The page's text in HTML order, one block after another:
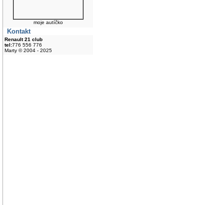
moje autíčko
Kontakt
Renault 21 club
tel:776 556 776
Marty © 2004 - 2025